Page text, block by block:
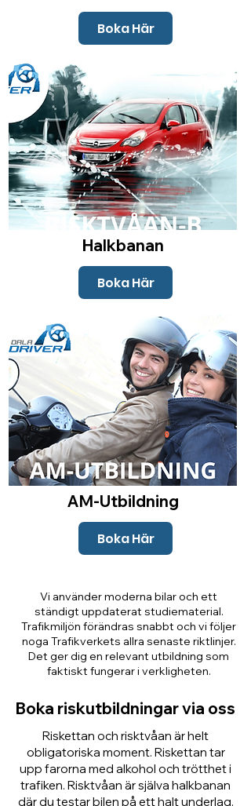
Halkbanan
AM-Utbildning
Boka Här
Boka Här
Boka Här
Vi använder moderna bilar och ett
ständigt uppdaterat studiematerial.
Trafikmiljön förändras snabbt och vi följer
noga Trafikverkets allra senaste riktlinjer.
Det ger dig en relevant utbildning som
faktiskt fungerar i verkligheten.
Boka riskutbildningar via oss
Riskettan och risktvåan är helt
obligatoriska moment. Riskettan tar
upp farorna med alkohol och trötthet i
trafiken. Risktvåan är själva halkbanan
där du testar bilen på ett halt underlag.